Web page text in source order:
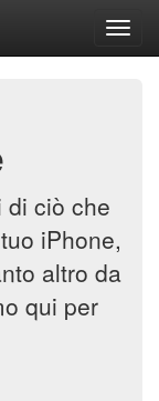
di ciò che
iPhone,
altro da
qui per